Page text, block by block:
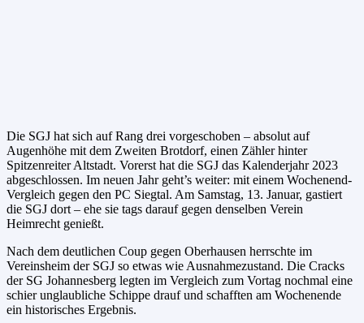
Die SGJ hat sich auf Rang drei vorgeschoben – absolut auf
Augenhöhe mit dem Zweiten Brotdorf, einen Zähler hinter
Spitzenreiter Altstadt. Vorerst hat die SGJ das Kalenderjahr 2023
abgeschlossen. Im neuen Jahr geht’s weiter: mit einem Wochenend-
Vergleich gegen den PC Siegtal. Am Samstag, 13. Januar, gastiert
die SGJ dort – ehe sie tags darauf gegen denselben Verein
Heimrecht genießt.
Nach dem deutlichen Coup gegen Oberhausen herrschte im
Vereinsheim der SGJ so etwas wie Ausnahmezustand. Die Cracks
der SG Johannesberg legten im Vergleich zum Vortag nochmal eine
schier unglaubliche Schippe drauf und schafften am Wochenende
ein historisches Ergebnis.